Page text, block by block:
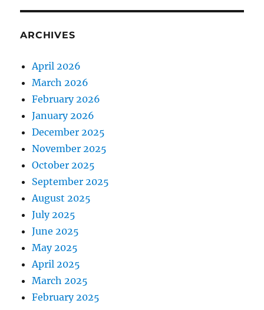
ARCHIVES
April 2026
March 2026
February 2026
January 2026
December 2025
November 2025
October 2025
September 2025
August 2025
July 2025
June 2025
May 2025
April 2025
March 2025
February 2025